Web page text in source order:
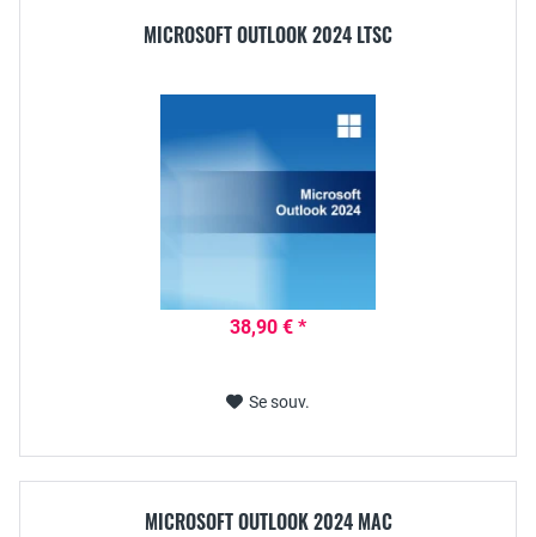
MICROSOFT OUTLOOK 2024 LTSC
38,90 € *
Se souv.
MICROSOFT OUTLOOK 2024 MAC